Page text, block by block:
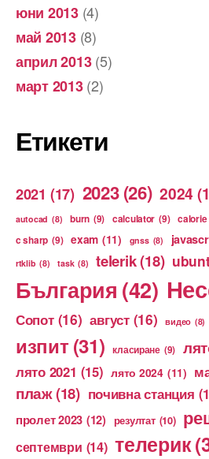
юни 2013(4)
май 2013(8)
април 2013(5)
март 2013(2)
Етикети
2021 (17) 2023 (26) 2024
autocad (8) burn (9) calculator (9) calorie
c sharp (9) exam (11) gnss (8)
rtklib (8) task (8) telerik(18)
България (42)
Сопот (16) август (16) видео (8)
изпит (31) класиране (9)
лято 2021 (15) лято 2024 (11)
плаж(18) почивна станция
пролет 2023 (12) резултат (10)
септември (14) телерик